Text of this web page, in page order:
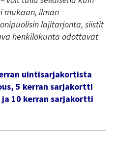
mukaan, ilman
lajitarjonta, siistit
henkilökunta odottavat
uintisarjakortista
5 kerran sarjakortti
10 kerran sarjakortti